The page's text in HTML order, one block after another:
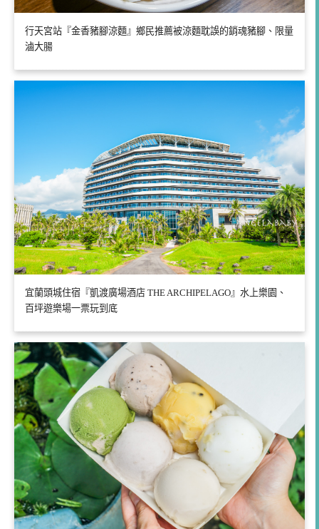
行天宮站『金香豬腳涼麵』鄉民推薦被涼麵耽誤的銷魂豬腳、限量
滷大腸
宜蘭頭城住宿『凱渡廣場酒店 THE ARCHIPELAGO』水上樂園、
百坪遊樂場一票玩到底